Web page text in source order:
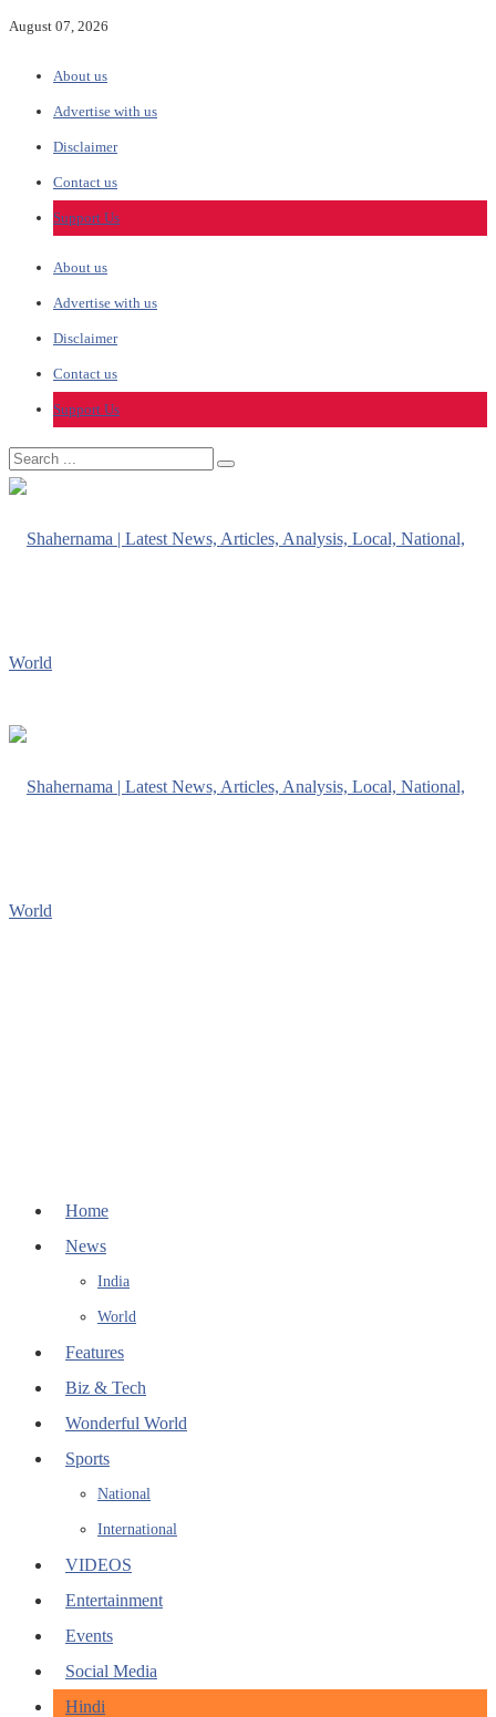
August 07, 2026
About us
Advertise with us
Disclaimer
Contact us
Support Us
About us
Advertise with us
Disclaimer
Contact us
Support Us
Home
News
India
World
Features
Biz & Tech
Wonderful World
Sports
National
International
VIDEOS
Entertainment
Events
Social Media
Hindi